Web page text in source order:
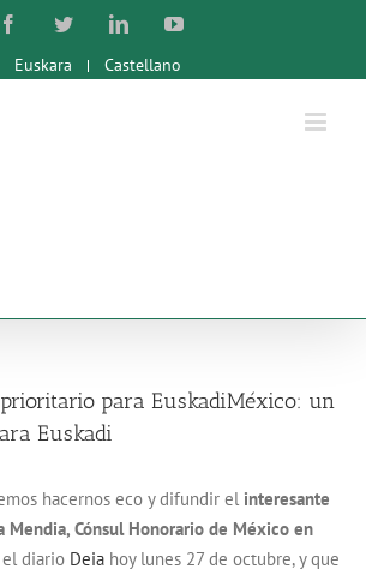
FacebookTwitterLinkedInYouTube
Euskara Castellano
para EuskadiMéxico: un
Euskadi
hacernos eco y difundir el interesante
Mendia, Cónsul Honorario de México en
diario Deia hoy lunes 27 de octubre, y que